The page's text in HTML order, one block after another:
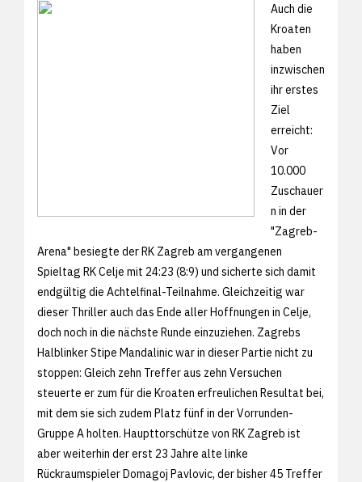
Auch die
Kroaten
haben
inzwischen
ihr erstes
Ziel
erreicht:
Vor
10.000
Zuschauer
n in der
"Zagreb-
Arena" besiegte der RK Zagreb am vergangenen
Spieltag RK Celje mit 24:23 (8:9) und sicherte sich damit
endgültig die Achtelfinal-Teilnahme. Gleichzeitig war
dieser Thriller auch das Ende aller Hoffnungen in Celje,
doch noch in die nächste Runde einzuziehen. Zagrebs
Halblinker Stipe Mandalinic war in dieser Partie nicht zu
stoppen: Gleich zehn Treffer aus zehn Versuchen
steuerte er zum für die Kroaten erfreulichen Resultat bei,
mit dem sie sich zudem Platz fünf in der Vorrunden-
Gruppe A holten. Haupttorschütze von RK Zagreb ist
aber weiterhin der erst 23 Jahre alte linke
Rückraumspieler Domagoj Pavlovic, der bisher 45 Treffer